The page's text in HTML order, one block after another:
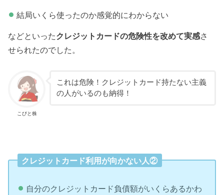
結局いくら使ったのか感覚的にわからない
などといったクレジットカードの危険性を改めて実感さ
せられたのでした。
こびと株
これは危険！クレジットカード持たない主義
の人がいるのも納得！
クレジットカード利用が向かない人②
自分のクレジットカード負債額がいくらあるかわ